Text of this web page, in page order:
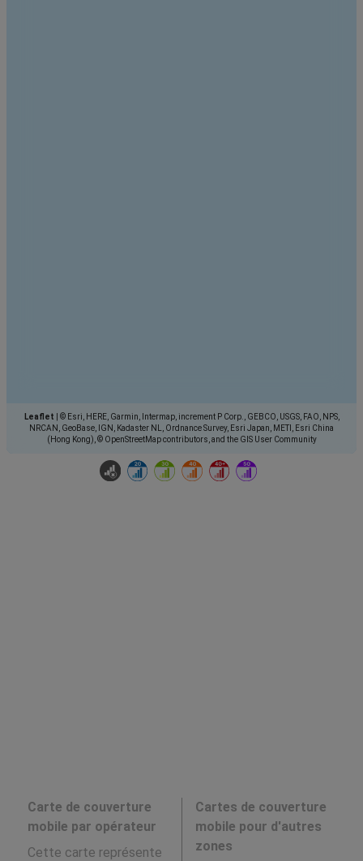
Leaflet
© Esri, HERE, Garmin, Intermap, increment P Corp., GEBCO, USGS, FAO, NPS,
NRCAN, GeoBase, IGN, Kadaster NL, Ordnance Survey, Esri Japan, METI, Esri China
(Hong Kong), © OpenStreetMap contributors, and the GIS User Community
Carte de couverture
mobile par opérateur
Cette carte représente
Cartes de couverture
mobile pour d'autres
zones